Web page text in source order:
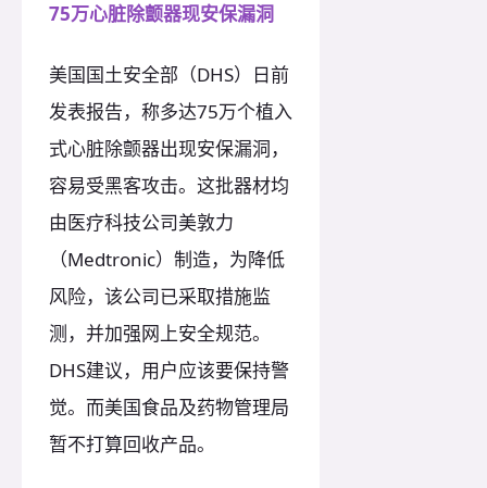
75万心脏除颤器现安保漏洞
美国国土安全部（DHS）日前
发表报告，称多达75万个植入
式心脏除颤器出现安保漏洞，
容易受黑客攻击。这批器材均
由医疗科技公司美敦力
（Medtronic）制造，为降低
风险，该公司已采取措施监
测，并加强网上安全规范。
DHS建议，用户应该要保持警
觉。而美国食品及药物管理局
暂不打算回收产品。